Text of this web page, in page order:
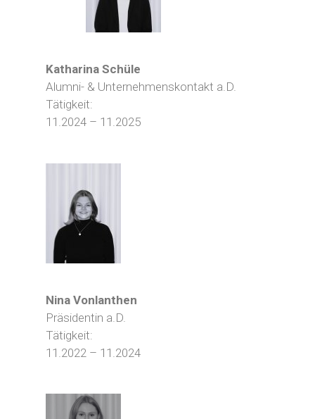
Katharina Schüle
Alumni- & Unternehmenskontakt a.D.
Tätigkeit:
11.2024 – 11.2025
Nina Vonlanthen
Präsidentin a.D.
Tätigkeit:
11.2022 – 11.2024